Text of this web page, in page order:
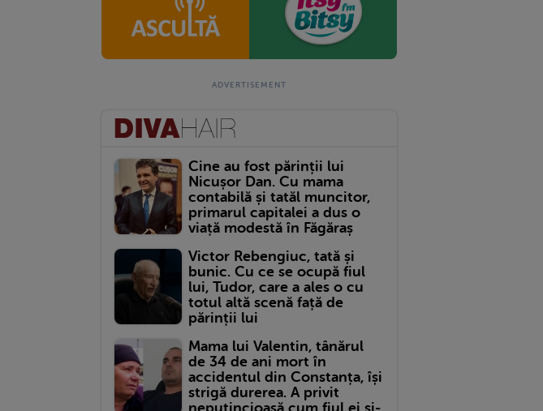
Cine au fost părinții lui
Nicușor Dan. Cu mama
contabilă și tatăl muncitor,
primarul capitalei a dus o
viață modestă în Făgăraș
Victor Rebengiuc, tată și
bunic. Cu ce se ocupă fiul
lui, Tudor, care a ales o cu
totul altă scenă față de
părinții lui
Mama lui Valentin, tânărul
de 34 de ani mort în
accidentul din Constanța, își
strigă durerea. A privit
neputincioasă cum fiul ei și-